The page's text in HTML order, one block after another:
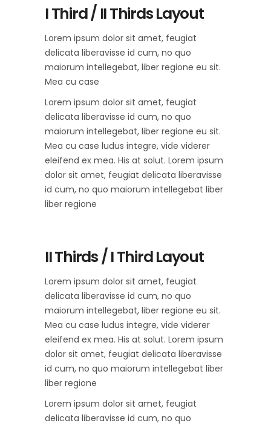
I Third / II Thirds Layout
Lorem ipsum dolor sit amet, feugiat
delicata liberavisse id cum, no quo
maiorum intellegebat, liber regione eu sit.
Mea cu case
Lorem ipsum dolor sit amet, feugiat
delicata liberavisse id cum, no quo
maiorum intellegebat, liber regione eu sit.
Mea cu case ludus integre, vide viderer
eleifend ex mea. His at solut. Lorem ipsum
dolor sit amet, feugiat delicata liberavisse
id cum, no quo maiorum intellegebat liber
liber regione
II Thirds / I Third Layout
Lorem ipsum dolor sit amet, feugiat
delicata liberavisse id cum, no quo
maiorum intellegebat, liber regione eu sit.
Mea cu case ludus integre, vide viderer
eleifend ex mea. His at solut. Lorem ipsum
dolor sit amet, feugiat delicata liberavisse
id cum, no quo maiorum intellegebat liber
liber regione
Lorem ipsum dolor sit amet, feugiat
delicata liberavisse id cum, no quo